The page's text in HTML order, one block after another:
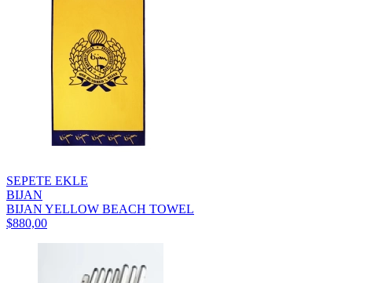
SEPETE EKLE
BIJAN
BIJAN YELLOW BEACH TOWEL
$880,00